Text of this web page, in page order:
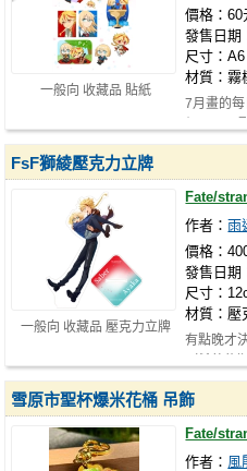
一般向 收藏品 貼紙
價格：60
發售日期
尺寸：A6
材質：霧
7月畫的
一般向 收藏品 壓克力立牌
FsF獅綾壓克力立牌
Fate/
作者：雨
價格：
發售日期
尺寸：
材質：壓
有點晚才
雪原市聖杯爆米花桶 吊飾
Fate/
作者： 風